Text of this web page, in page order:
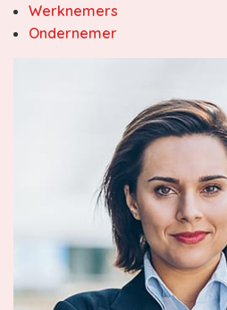
Werknemers
Ondernemer